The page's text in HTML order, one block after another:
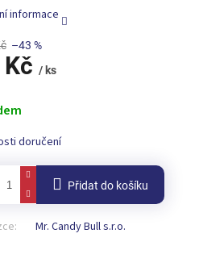
–43 %
/ ks
doručení
Přidat do košíku
Mr. Candy Bull s.r.o.
informace